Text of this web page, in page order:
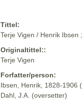
Tittel:
Terje Vigen / Henrik Ibsen
Originaltittel::
Terje Vigen
Forfatter/person:
Ibsen, Henrik, 1828-1906
Dahl, J.A. (oversetter)